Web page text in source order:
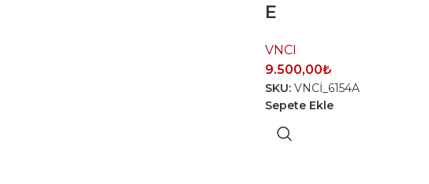
E
VNCI
9.500,00₺
SKU: VNCİ_6154A
Sepete Ekle